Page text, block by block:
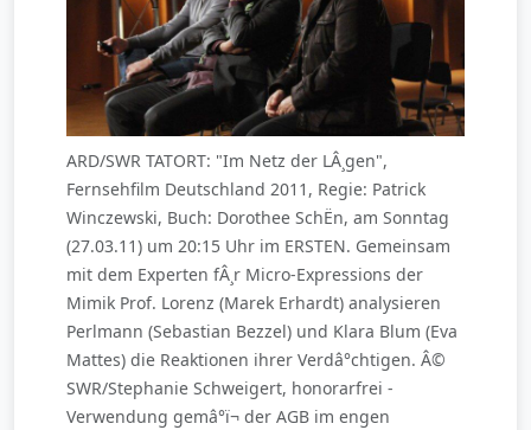
ARD/SWR TATORT: "Im Netz der LÂ¸gen",
Fernsehfilm Deutschland 2011, Regie: Patrick
Winczewski, Buch: Dorothee SchËn, am Sonntag
(27.03.11) um 20:15 Uhr im ERSTEN. Gemeinsam
mit dem Experten fÂ¸r Micro-Expressions der
Mimik Prof. Lorenz (Marek Erhardt) analysieren
Perlmann (Sebastian Bezzel) und Klara Blum (Eva
Mattes) die Reaktionen ihrer Verdâ°chtigen. Â©
SWR/Stephanie Schweigert, honorarfrei -
Verwendung gemâ°ï¬ der AGB im engen